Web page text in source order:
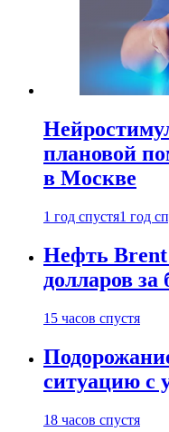
плановой
в Москве
1 год спустя1 год
Нефть Brent
долларов за
15 часов спустя
ситуацию с
18 часов спустя